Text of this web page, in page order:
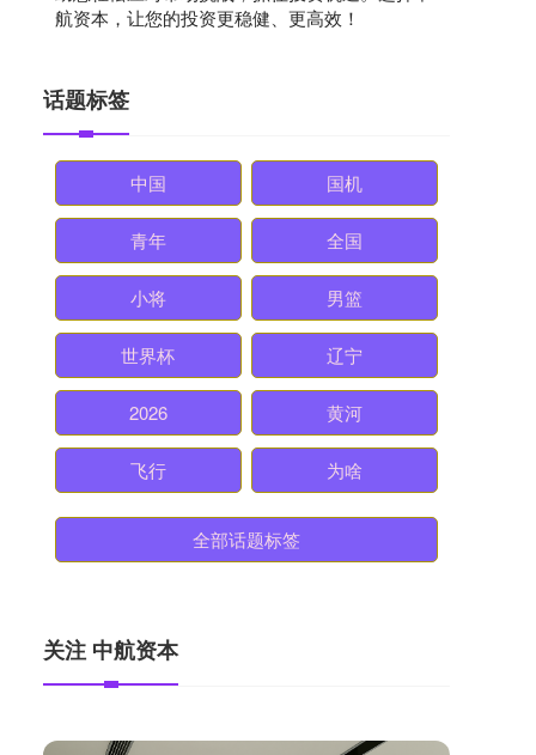
航资本，让您的投资更稳健、更高效！
话题标签
中国 国机
青年 全国
小将 男篮
世界杯 辽宁
2026 黄河
飞行 为啥
全部话题标签
关注 中航资本